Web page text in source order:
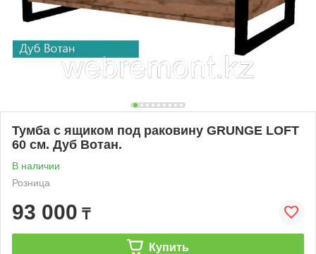
Тумба с ящиком под раковину GRUNGE LOFT
60 см. Дуб Вотан.
В наличии
Розница
93 000 ₸
Купить